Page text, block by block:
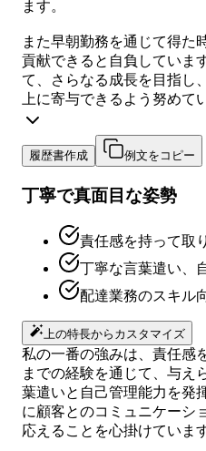
ます。
また早朝勤務を通じて得た
貢献できると自負していま
て、さらなる成長を目指し
上に寄与できるよう努めて
履歴書作成 例文をコピー
丁寧で真面目な姿勢
責任感を持って取
丁寧な言葉遣い、
配達業務のスキル
上の特長からカスタマイズ
私の一番の強みは、責任感
までの経験を通じて、与え
葉遣いと自己管理能力を発
に顧客とのコミュニケーシ
応えることを心掛けています